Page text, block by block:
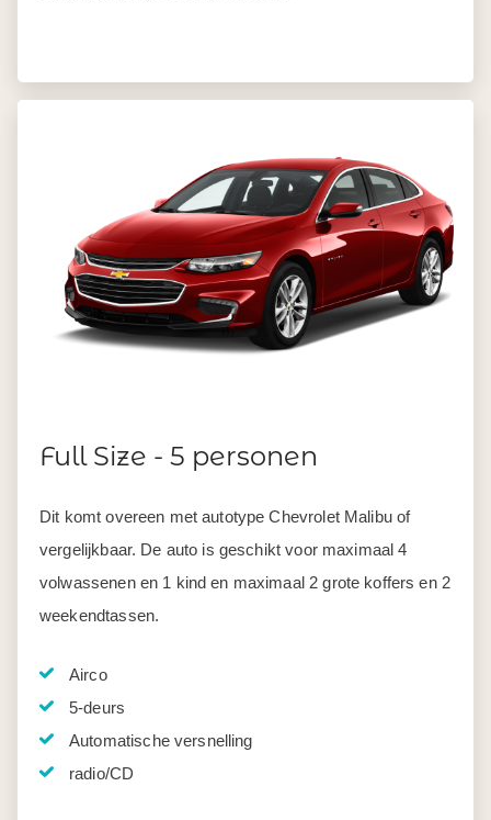
Full Size - 5 personen
Dit komt overeen met autotype Chevrolet Malibu of
vergelijkbaar. De auto is geschikt voor maximaal 4
volwassenen en 1 kind en maximaal 2 grote koffers en 2
weekendtassen.
Airco
5-deurs
Automatische versnelling
radio/CD